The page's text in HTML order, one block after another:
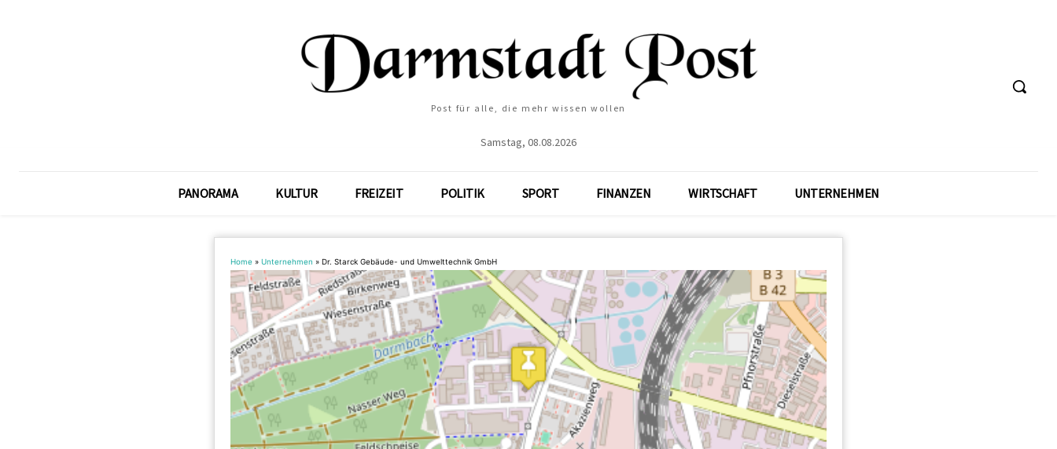
Post für alle, die mehr wissen wollen
Samstag, 08.08.2026
PANORAMA KULTUR FREIZEIT POLITIK SPORT FINANZEN WIRTSCHAFT UNTERNEHMEN
Home » Unternehmen » Dr. Starck Gebäude- und Umwelttechnik GmbH